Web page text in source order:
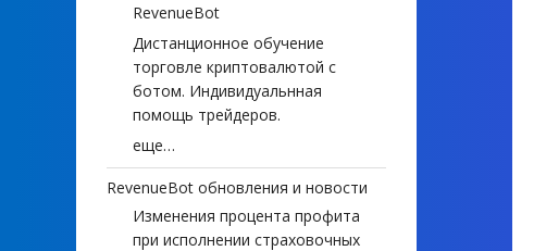
RevenueBot
Дистанционное обучение
торговле криптовалютой с
ботом. Индивидуальнная
помощь трейдеров.
еще…
RevenueBot обновления и новости
Изменения процента профита
при исполнении страховочных